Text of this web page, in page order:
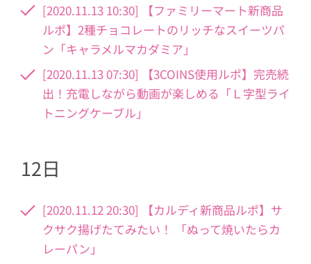
[2020.11.13 10:30] 【ファミリーマート新商品
ルポ】2種チョコレートのリッチなスイーツパ
ン「キャラメルマカダミア」
[2020.11.13 07:30] 【3COINS使用ルポ】完売続
出！充電しながら動画が楽しめる「Ｌ字型ライ
トニングケーブル」
12日
[2020.11.12 20:30] 【カルディ新商品ルポ】サ
クサク揚げたてみたい！ 「ぬって焼いたらカ
レーパン」